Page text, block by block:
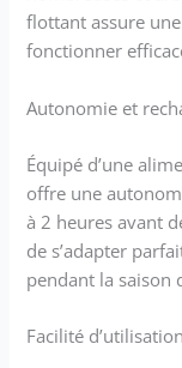
flottant assure
fonctionner
Autonomie et
Équipé d’une
offre une
à 2 heures avant
de s’adapter
pendant la saison
Facilité